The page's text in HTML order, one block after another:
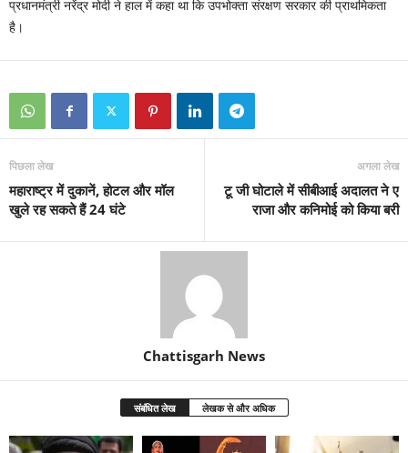
प्रधानमंत्री नरेंद्र मोदी ने हाल में कहा था कि उपभोक्ता संरक्षण सरकार की प्राथमिकता
है।
पिछला लेख
महाराष्ट्र में दुकानें, होटल और मॉल
खुले रह सकते हैं 24 घंटे
अगला लेख
टू जी घोटाले में सीबीआई अदालत ने ए
राजा और कनिमोई को किया बरी
Chattisgarh News
संबंधित लेख लेखक से और अधिक